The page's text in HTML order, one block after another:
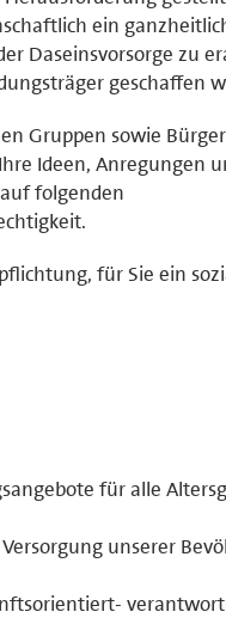
ein
Daseinsvorsorge zu
geschaffen
Gruppen sowie
Ideen, Anregungen
folgenden
für Sie ein
für alle
unserer